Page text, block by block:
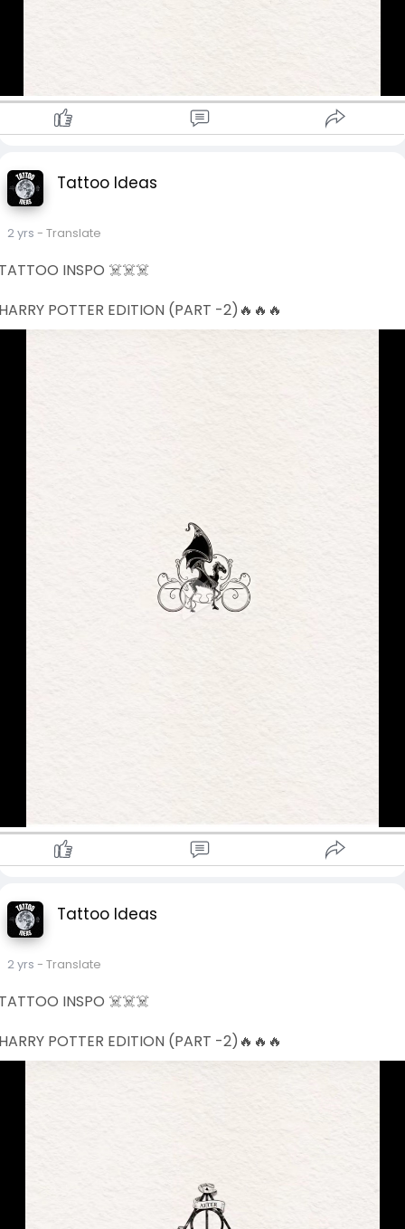
Tattoo Ideas
2 yrs - Translate
INSPO ☠️☠️☠️
POTTER EDITION (PART -2)🔥🔥🔥
Tattoo Ideas
2 yrs - Translate
INSPO ☠️☠️☠️
POTTER EDITION (PART -2)🔥🔥🔥